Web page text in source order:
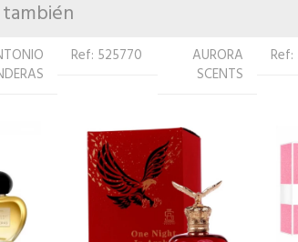
Ref: 510264
ROCHAS
PARIS